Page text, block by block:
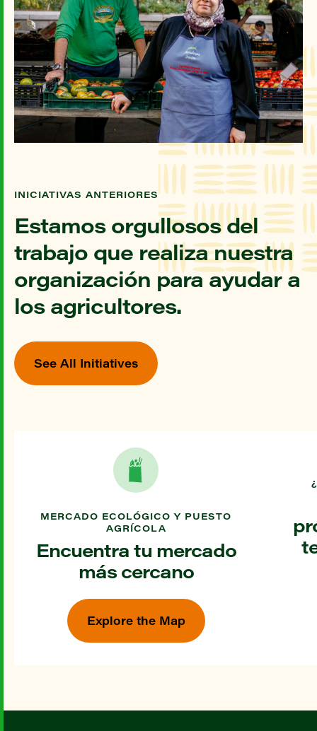
INICIATIVAS ANTERIORES
Estamos orgullosos del
trabajo que realiza nuestra
organización para ayudar a
los agricultores.
See All Initiatives
MERCADO ECOLÓGICO Y PUESTO
AGRÍCOLA
Encuentra tu mercado
más cercano
Explore the Map